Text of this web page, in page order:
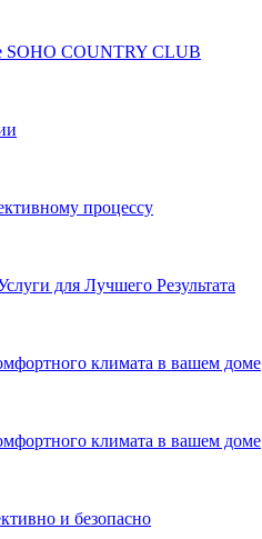
SOHO COUNTRY CLUB
процессу
для Лучшего Результата
климата в вашем доме
климата в вашем доме
и безопасно